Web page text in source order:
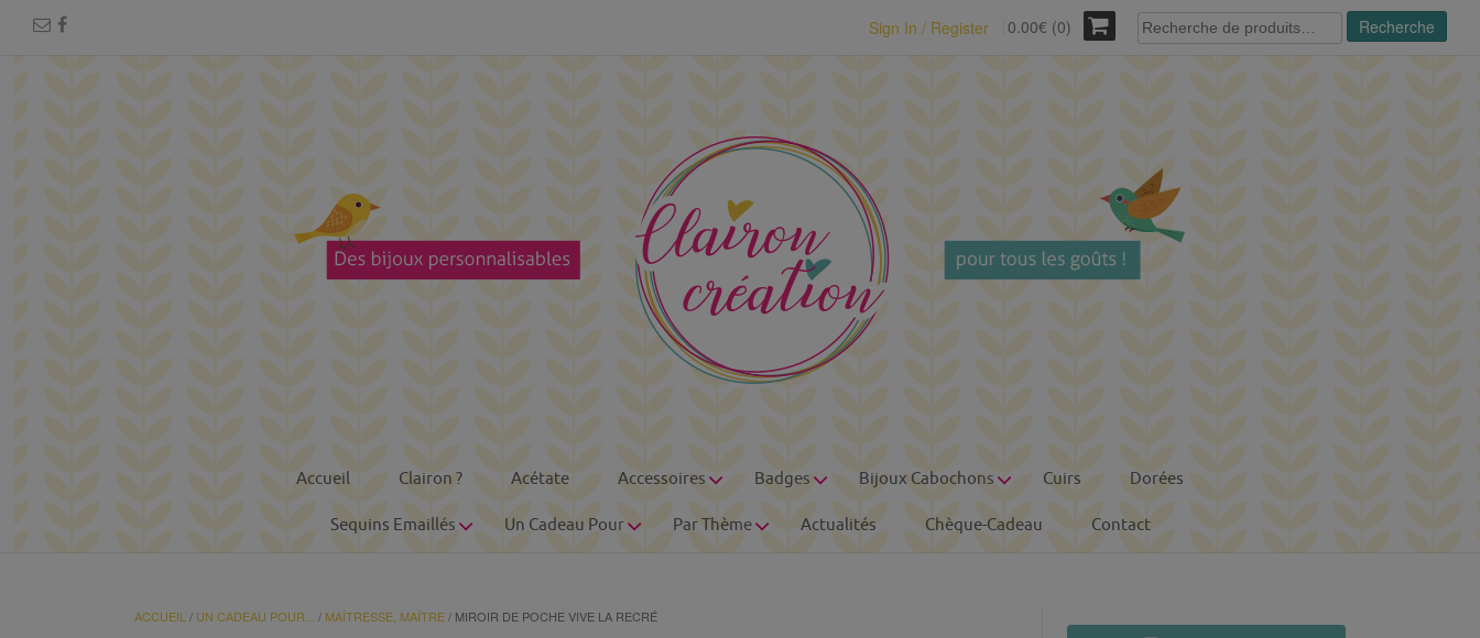
Sign In / Register 0.00€ (0)
Recherche
pour :
Recherche
Accueil Clairon ? Acétate Accessoires Badges Bijoux Cabochons Cuirs Dorées
Sequins Emaillés Un Cadeau Pour Par Thème Actualités Chèque-Cadeau Contact
ACCUEIL / UN CADEAU POUR... / MAÎTRESSE, MAÎTRE/ MIROIR DE POCHE VIVE LA RECRÉ